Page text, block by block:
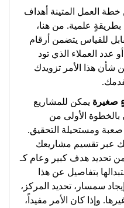
العمل المتينة أهداف
علمية. من هنا،
للقياس يتضمن أرقام
عدد العملاء الذي تود
شأن هذا الأمر تزويدك
صغيرة يمكن للمشاريع
بالخطوة الأولى من
ومستحيلة التحقيق.
عبر تقسيم مشاريعك
من تحديد هدف كبير وعام كـ
بتفاصيل عن هذا
سمسار، تحديد المركز،
وإذا كان الأمر مفيداً،